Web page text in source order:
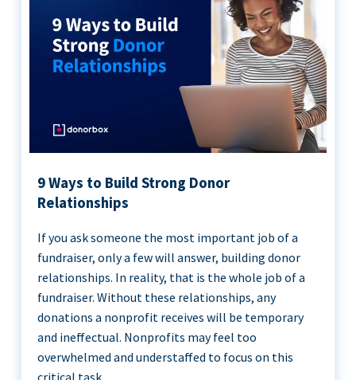
9 Ways to Build Strong Donor
Relationships
If you ask someone the most important job of a
fundraiser, only a few will answer, building donor
relationships. In reality, that is the whole job of a
fundraiser. Without these relationships, any
donations a nonprofit receives will be temporary
and ineffectual. Nonprofits may feel too
overwhelmed and understaffed to focus on this
critical task.